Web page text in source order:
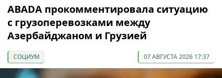
ABADA прокомментировала ситуацию
с грузоперевозками между
Азербайджаном и Грузией
СОЦИУМ 07 АВГУСТА 2026 17:37